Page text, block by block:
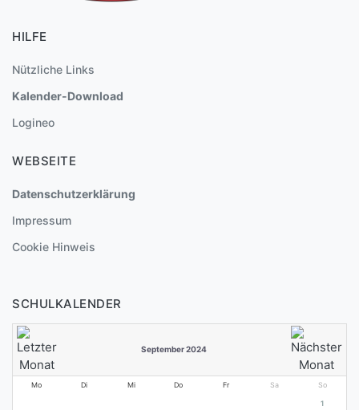
HILFE
Nützliche Links
Kalender-Download
Logineo
WEBSEITE
Datenschutzerklärung
Impressum
Cookie Hinweis
SCHULKALENDER
September 2024
Mo Di Mi Do Fr Sa So
1